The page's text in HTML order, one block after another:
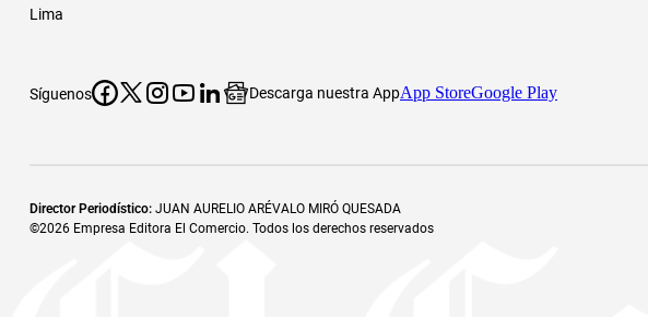
Lima
Síguenos Descarga nuestra AppApp StoreGoogle Play
Director Periodístico: JUAN AURELIO ARÉVALO MIRÓ QUESADA
©2026 Empresa Editora El Comercio. Todos los derechos reservados